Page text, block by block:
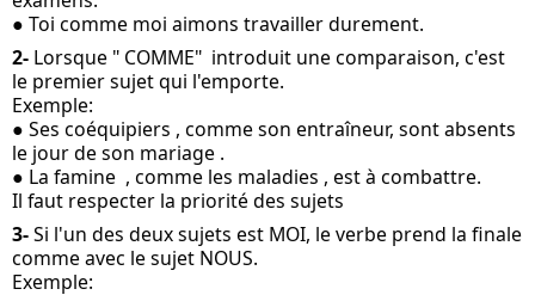
● Toi comme moi aimons travailler durement.
2- Lorsque " COMME"  introduit une comparaison, c'est
le premier sujet qui l'emporte.
Exemple:
● Ses coéquipiers , comme son entraîneur, sont absents
le jour de son mariage .
● La famine  , comme les maladies , est à combattre.
Il faut respecter la priorité des sujets
3- Si l'un des deux sujets est MOI, le verbe prend la finale
comme avec le sujet NOUS.
Exemple: